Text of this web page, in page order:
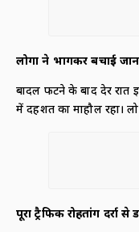
लोगों ने भागकर बचाई जान
बादल फटने के बाद देर रात
में दहशत का माहौल रहा।
पूरा ट्रैफिक रोहतांग दर्रा से